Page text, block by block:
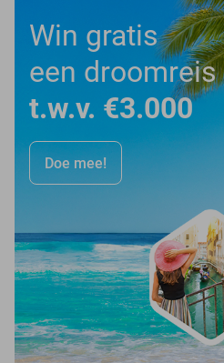
Win gratis
een droomreis
t.w.v. €3.000
Doe mee!